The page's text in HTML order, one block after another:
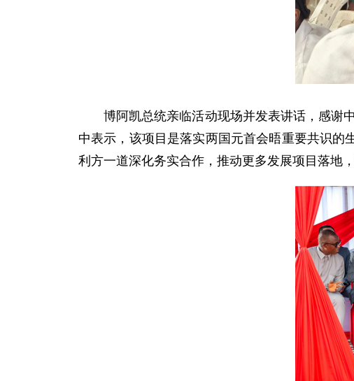
博阿凯总统亲临活动现场并发表讲话，感谢
中表示，该项目是落实两国元首会晤重要共识的
利方一道深化务实合作，推动更多发展项目落地